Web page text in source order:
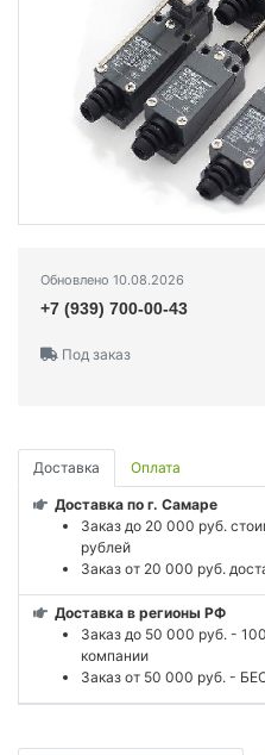
Обновлено 10.08.2026
+7 (939) 700-00-43
Под заказ
Доставка Оплата
Доставка по г. Самаре
Заказ до 20 000 руб.
рублей
Заказ от 20 000 руб.
Доставка в регионы РФ
Заказ до 50 000 руб. -
компании
Заказ от 50 000 руб. -